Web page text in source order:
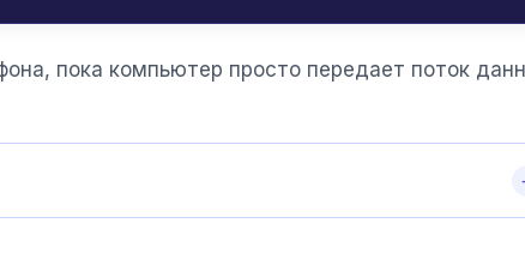
пока компьютер просто передает поток